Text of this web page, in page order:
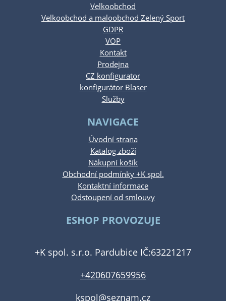
Velkoobchod
Velkoobchod a maloobchod Zelený Sport
GDPR
VOP
Kontakt
Prodejna
CZ konfigurator
konfigurátor Blaser
Služby
NAVIGACE
Úvodní strana
Katalog zboží
Nákupní košík
Obchodní podmínky +K spol.
Kontaktní informace
Odstoupení od smlouvy
ESHOP PROVOZUJE
+K spol. s.r.o. Pardubice IČ:63221217
+420607659956
kspol@seznam.cz